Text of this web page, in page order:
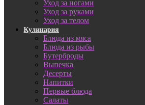
Уход за ногами
Уход за руками
Уход за телом
Кулинария
Блюда из мяса
Блюда из рыбы
Бутерброды
Выпечка
Десерты
Напитки
Первые блюда
Салаты